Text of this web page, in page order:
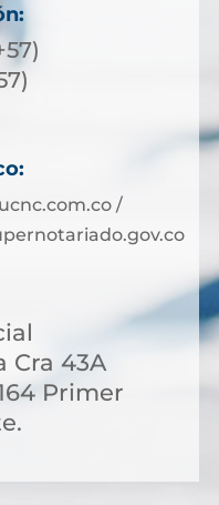
/
Cra 43A
Primer